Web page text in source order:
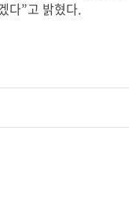
다”고 밝혔다.